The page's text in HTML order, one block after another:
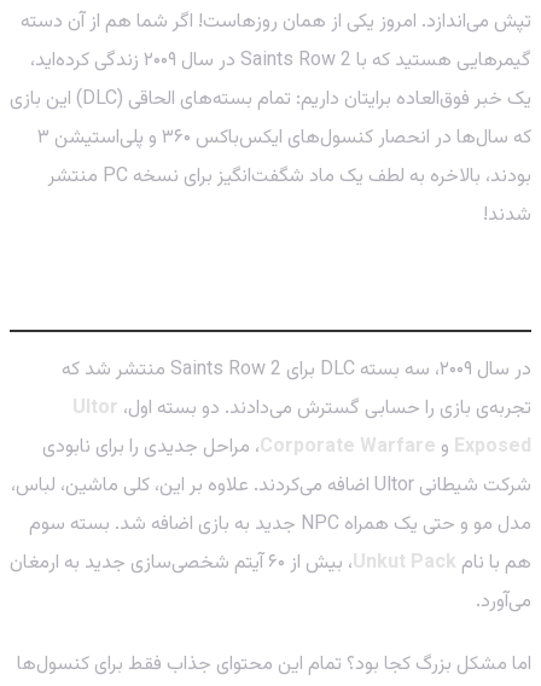
تپش می‌اندازد. امروز یکی از همان روزهاست! اگر شما هم از آن دسته
گیمرهایی هستید که با Saints Row 2 در سال ۲۰۰۹ زندگی کرده‌اید،
یک خبر فوق‌العاده برایتان داریم: تمام بسته‌های الحاقی (DLC) این بازی
که سال‌ها در انحصار کنسول‌های ایکس‌باکس ۳۶۰ و پلی‌استیشن ۳
بودند، بالاخره به لطف یک ماد شگفت‌انگیز برای نسخه PC منتشر
شدند!
در سال ۲۰۰۹، سه بسته DLC برای Saints Row 2 منتشر شد که
تجربه‌ی بازی را حسابی گسترش می‌دادند. دو بسته اول، Ultor
Exposed و Corporate Warfare، مراحل جدیدی را برای نابودی
شرکت شیطانی Ultor اضافه می‌کردند. علاوه بر این، کلی ماشین، لباس،
مدل مو و حتی یک همراه NPC جدید به بازی اضافه شد. بسته سوم
هم با نام Unkut Pack
، بیش از ۶۰ آیتم شخصی‌سازی جدید به ارمغان
می‌آورد.
اما مشکل بزرگ کجا بود؟ تمام این محتوای جذاب فقط برای کنسول‌ها